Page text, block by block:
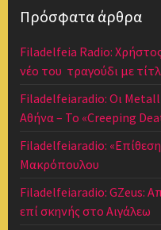
Πρόσφατα άρθρα
Filadelfeia Radio:
νέο του τραγούδι με
Filadelfeiaradio: Οι
Αθήνα – Το «Creeping
Filadelfeiaradio:
Μακρόπουλου
Filadelfeiaradio: GZeus:
επί σκηνής στο Αιγάλεω